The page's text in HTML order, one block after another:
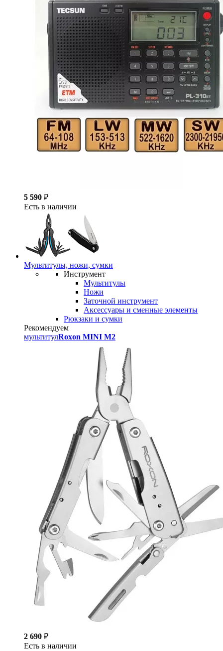
5 590 ₽
Есть в наличии
Мультитулы, ножи, сумки
Инструмент
Мультитулы
Ножи
Заточной инструмент
Аксессуары и сменные элементы
Рюкзаки и сумки
Рекомендуем
мультитулRoxon MINI M2
2 690 ₽
Есть в наличии